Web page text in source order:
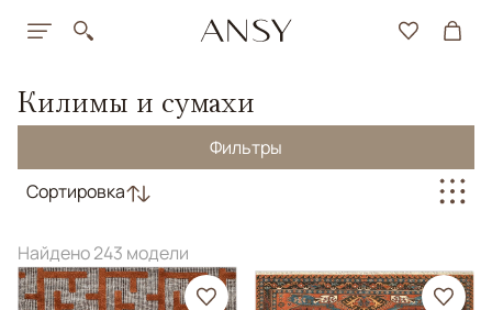
Килимы и сумахи
Фильтры
Сортировка
Найдено 243 модели